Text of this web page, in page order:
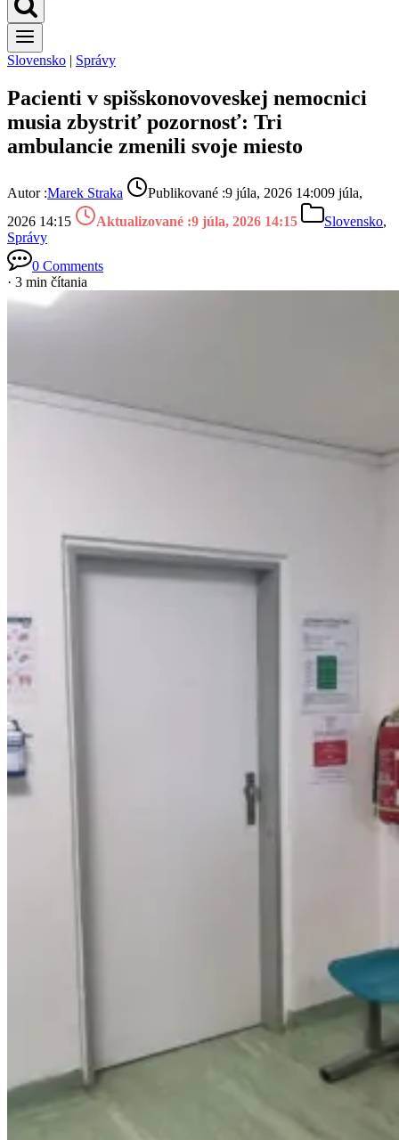
Slovensko | Správy
Pacienti v spišskonovoveskej nemocnici
musia zbystriť pozornosť: Tri
ambulancie zmenili svoje miesto
Autor :Marek Straka Publikované :9 júla, 2026 14:009 júla,
2026 14:15
Aktualizované :9 júla, 2026 14:15 Slovensko,
Správy
0 Comments
· 3 min čítania